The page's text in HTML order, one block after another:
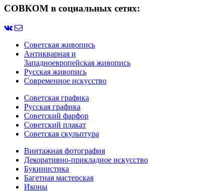
СОВКОМ в социальных сетях:
Советская живопись
Антикварная и
Западноевропейская живопись
Русская живопись
Современное искусство
Советская графика
Русская графика
Советский фарфор
Советский плакат
Советская скульптура
Винтажная фотография
Декоративно-прикладное искусство
Букинистика
Багетная мастерская
Иконы